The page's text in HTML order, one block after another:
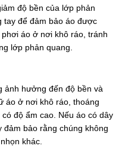
độ bền của lớp phản
tay để đảm bảo áo được
áo ở nơi khô ráo, tránh
lớp phản quang.
ảnh hưởng đến độ bền và
áo ở nơi khô ráo, thoáng
độ ẩm cao. Nếu áo có dây
đảm bảo rằng chúng không
khác.